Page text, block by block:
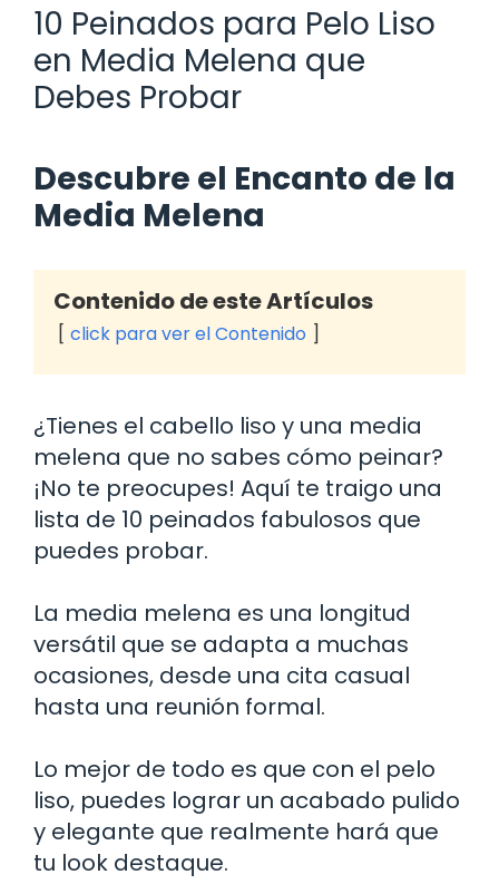
10 Peinados para Pelo Liso
en Media Melena que
Debes Probar
Descubre el Encanto de la
Media Melena
Contenido de este Artículos
click para ver el Contenido
¿Tienes el cabello liso y una media
melena que no sabes cómo peinar?
¡No te preocupes! Aquí te traigo una
lista de 10 peinados fabulosos que
puedes probar.
La media melena es una longitud
versátil que se adapta a muchas
ocasiones, desde una cita casual
hasta una reunión formal.
Lo mejor de todo es que con el pelo
liso, puedes lograr un acabado pulido
y elegante que realmente hará que
tu look destaque.